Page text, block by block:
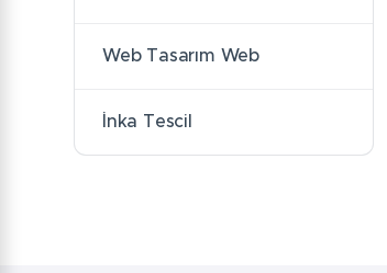
Web Tasarım Web
İnka Tescil